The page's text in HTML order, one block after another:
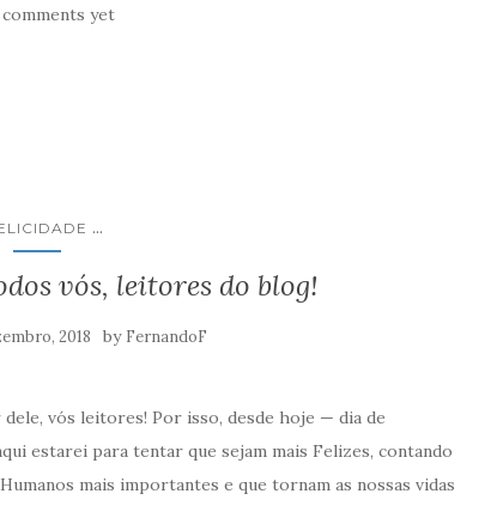
yet
...
vós, leitores do blog!
2018 by FernandoF
vós leitores! Por isso, desde hoje — dia de
estarei para tentar que sejam mais Felizes, contando
mais importantes e que tornam as nossas vidas